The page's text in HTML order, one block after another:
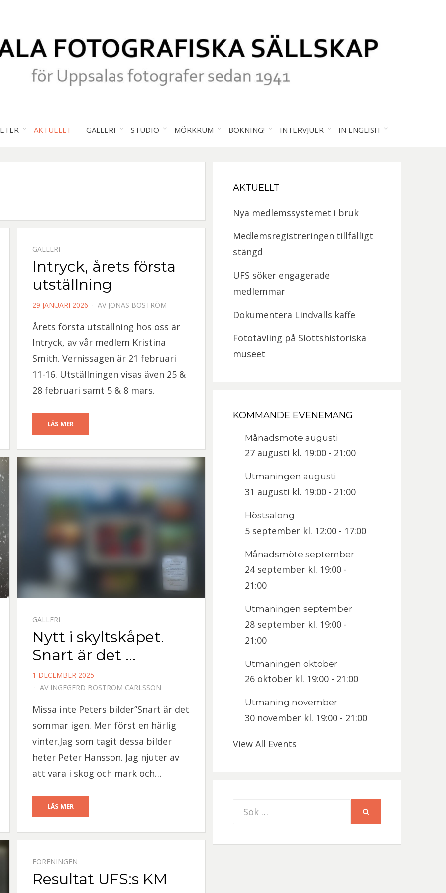
UPPSALA
FOTOGRAFISKA
SÄLLSKAP
AKTUELLT GALLERI STUDIO MÖRKRUM BOKNING! INTERVJUER IN ENGLISH
GALLERI
Intryck, årets första
utställning
PUBLICERAD
29 JANUARI 2026 AV JONAS BOSTRÖM
Årets första utställning hos oss är
Intryck, av vår medlem Kristina
Smith. Vernissagen är 21 februari
11-16. Utställningen visas även 25 &
28 februari samt 5 & 8 mars.
LÄS MER
GALLERI
Nytt i skyltskåpet.
Snart är det …
PUBLICERAD
DEN
1 DECEMBER 2025
AV INGEGERD BOSTRÖM CARLSSON
Missa inte Peters bilder”Snart är det
sommar igen. Men först en härlig
vinter.Jag som tagit dessa bilder
heter Peter Hansson. Jag njuter av
att vara i skog och mark och…
LÄS MER
FÖRENINGEN
Resultat UFS:s KM
AKTUELLT
Nya medlemssystemet i bruk
Medlemsregistreringen tillfälligt
stängd
UFS söker engagerade
medlemmar
Dokumentera Lindvalls kaffe
Fototävling på Slottshistoriska
museet
KOMMANDE EVENEMANG
Månadsmöte augusti
27 augusti kl. 19:00 - 21:00
Utmaningen augusti
31 augusti kl. 19:00 - 21:00
Höstsalong
5 september kl. 12:00 - 17:00
Månadsmöte september
24 september kl. 19:00 -
21:00
Utmaningen september
28 september kl. 19:00 -
21:00
Utmaningen oktober
26 oktober kl. 19:00 - 21:00
Utmaning november
30 november kl. 19:00 - 21:00
View All Events
Sök